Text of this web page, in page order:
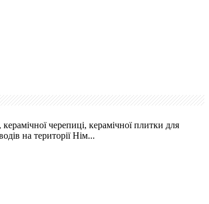
черепиці, керамічної плитки для
на території Нім...